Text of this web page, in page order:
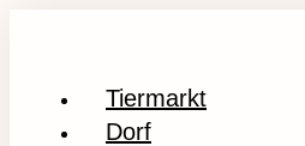
Tiermarkt
Dorf